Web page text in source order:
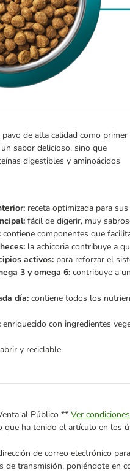
de alta calidad como primer
sabor delicioso, sino que
digestibles y aminoácidos
receta optimizada para
fácil de digerir, muy
contiene componentes que
la achicoria contribuye a
activos: para reforzar el
3 y omega 6: contribuye a
día: contiene todos los
enriquecido con ingredientes
y reciclable
al Público ** Ver condiciones
que ha tenido el artículo en los
de correo electrónico
de transmisión, poniéndote en